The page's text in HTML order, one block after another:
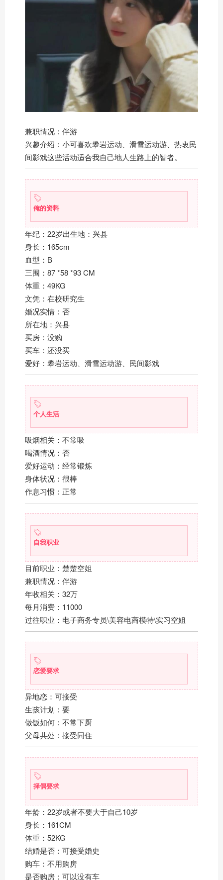
兼职情况：伴游
兴趣介绍：小可喜欢攀岩运动、滑雪运动游、热衷民
间影戏这些活动适合我自己地人生路上的智者。
俺的资料
年纪：22岁出生地：兴县
身长：165cm
血型：B
三围：87 *58 *93 CM
体重：49KG
文凭：在校研究生
婚况实情：否
所在地：兴县
买房：没购
买车：还没买
爱好：攀岩运动、滑雪运动游、民间影戏
个人生活
吸烟相关：不常吸
喝酒情况：否
爱好运动：经常锻炼
身体状况：很棒
作息习惯：正常
自我职业
目前职业：楚楚空姐
兼职情况：伴游
年收相关：32万
每月消费：11000
过往职业：电子商务专员\美容电商模特\实习空姐
恋爱要求
异地恋：可接受
生孩计划：要
做饭如何：不常下厨
父母共处：接受同住
择偶要求
年龄：22岁或者不要大于自己10岁
身长：161CM
体重：52KG
结婚是否：可接受婚史
购车：不用购房
是否购房：可以没有车